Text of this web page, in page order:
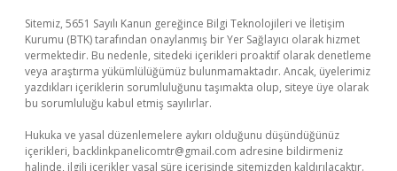
Sitemiz, 5651 Sayılı Kanun gereğince Bilgi Teknolojileri ve İletişim
Kurumu (BTK) tarafından onaylanmış bir Yer Sağlayıcı olarak hizmet
vermektedir. Bu nedenle, sitedeki içerikleri proaktif olarak denetleme
veya araştırma yükümlülüğümüz bulunmamaktadır. Ancak, üyelerimiz
yazdıkları içeriklerin sorumluluğunu taşımakta olup, siteye üye olarak
bu sorumluluğu kabul etmiş sayılırlar.
Hukuka ve yasal düzenlemelere aykırı olduğunu düşündüğünüz
içerikleri, backlinkpanelicomtr@gmail.com adresine bildirmeniz
halinde, ilgili içerikler yasal süre içerisinde sitemizden kaldırılacaktır.